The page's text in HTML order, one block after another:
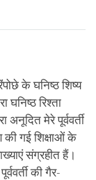
के घनिष्ठ शिष्य
घनिष्ठ रिश्ता
अनूदित मेरे पूर्ववर्ती
की गई शिक्षाओं के
संग्रहीत हैं।
की गैर-